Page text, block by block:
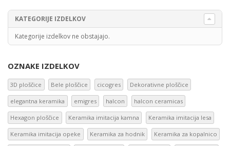
KATEGORIJE IZDELKOV
Kategorije izdelkov ne obstajajo.
OZNAKE IZDELKOV
3D ploščice Bele ploščice cicogres Dekorativne ploščice
elegantna keramika emigres halcon halcon ceramicas
Hexagon ploščice Keramika imitacija kamna Keramika imitacija lesa
Keramika imitacija opeke Keramika za hodnik Keramika za kopalnico